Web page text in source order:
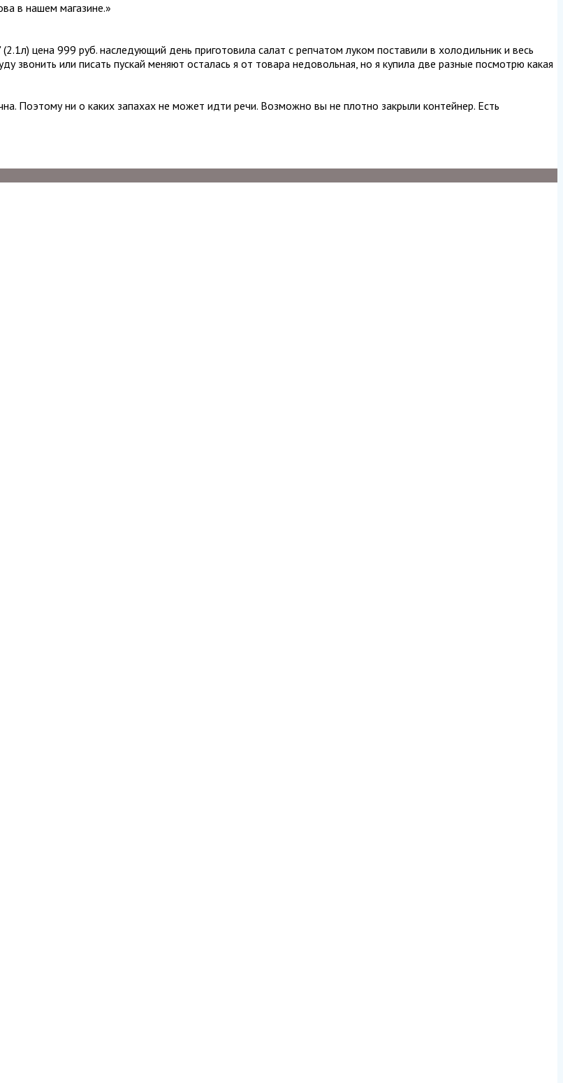
в нашем магазине.»
цена 999 руб. наследующий день приготовила салат с репчатом луком поставили в холодильник и весь
звонить или писать пускай меняют осталась я от товара недовольная, но я купила две разные посмотрю какая
Поэтому ни о каких запахах не может идти речи. Возможно вы не плотно закрыли контейнер. Есть